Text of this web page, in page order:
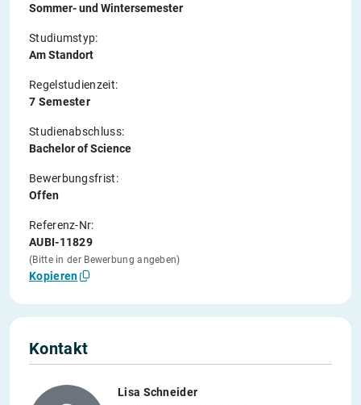
Sommer- und Wintersemester
Studiumstyp:
Am Standort
Regelstudienzeit:
7 Semester
Studienabschluss:
Bachelor of Science
Bewerbungsfrist:
Offen
Referenz-Nr:
AUBI-11829
(Bitte in der Bewerbung angeben)
Kopieren
Kontakt
Lisa Schneider